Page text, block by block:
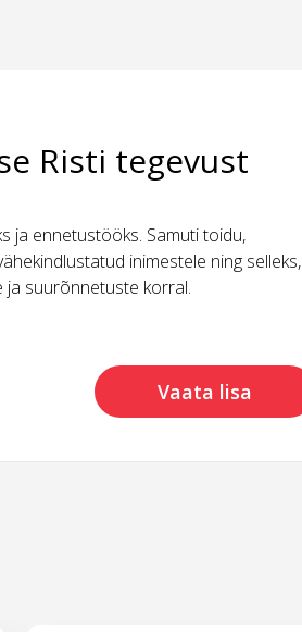
Risti tegevust
ja ennetustööks. Samuti toidu,
inimestele ning selleks,
ja suurõnnetuste korral.
Vaata lisa